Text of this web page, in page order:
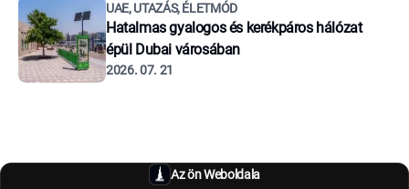
UAE, UTAZÁS, ÉLETMÓD
Hatalmas gyalogos és kerékpáros hálózat
épül Dubai városában
2026. 07. 21
Az ön Weboldala